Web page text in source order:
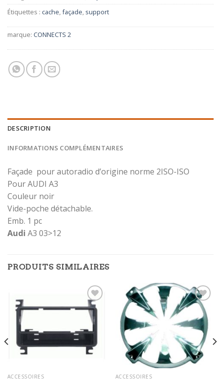
Étiquettes : cache,façade, support
marque: CONNECTS 2
DESCRIPTION
INFORMATIONS COMPLÉMENTAIRES
Façade pour autoradio d’origine norme 2ISO-ISO
Pour AUDI A3
Couleur noir
Vide-poche détachable.
Emb. 1 pc
Audi A3 03>12
PRODUITS SIMILAIRES
Ajouter
à la
wishlist
ACCESSOIRES
Ajouter
à la
wishlist
ACCESSOIRES